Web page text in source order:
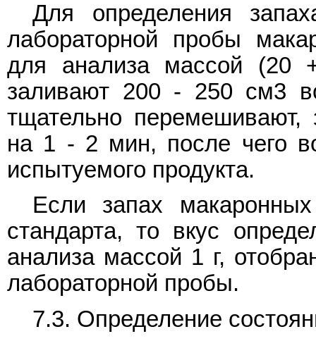
Для определения
лабораторной пробы
для анализа массой (20
заливают 200 - 250 см3
тщательно
на 1 - 2 мин, после чего
испытуемого продукта.
Если запах
стандарта, то вкус
анализа массой 1 г,
лабораторной пробы.
7.3. Определение